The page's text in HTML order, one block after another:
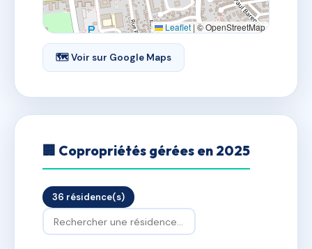
Leaflet | © OpenStreetMap
🗺 Voir sur Google Maps
🏢 Copropriétés gérées en 2025
36 résidence(s)